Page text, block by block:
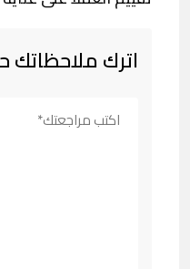
اترك